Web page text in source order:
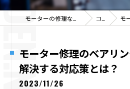
コラム モー
モーター修理のベアリ
解決する対応策とは？
2023/11/26